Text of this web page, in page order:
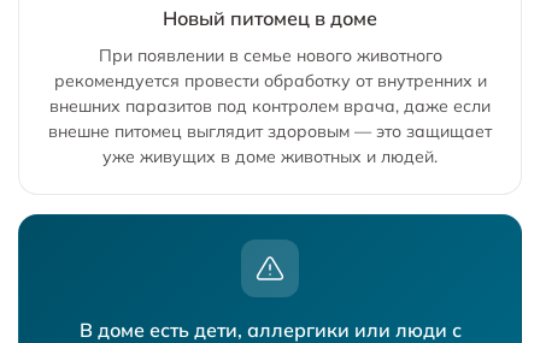
Новый питомец в доме
При появлении в семье нового животного
рекомендуется провести обработку от внутренних и
внешних паразитов под контролем врача, даже если
внешне питомец выглядит здоровым — это защищает
уже живущих в доме животных и людей.
В доме есть дети, аллергики или люди с